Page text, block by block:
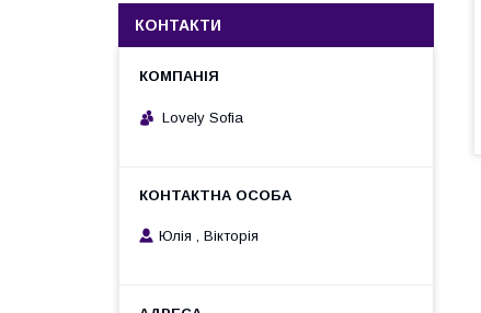
КОНТАКТИ
Lovely Sofia
Юлія , Вікторія